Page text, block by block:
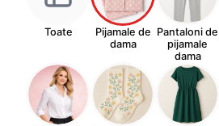
Toate
Pijamale de
dama
Pantaloni de
pijamale
dama